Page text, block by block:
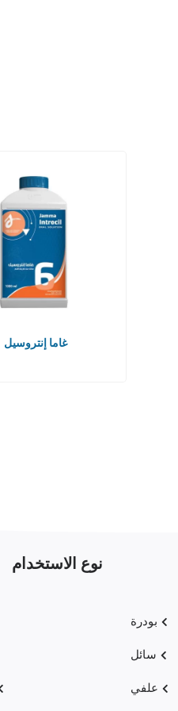
غاما إنتروسيل
بودرة
سائل
علفي
نوع الاستخدام